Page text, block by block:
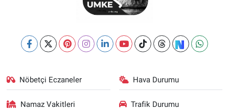
Nöbetçi Eczaneler Hava Durumu
Namaz Vakitleri Trafik Durumu